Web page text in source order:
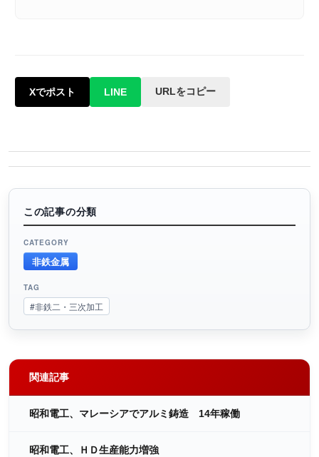
Xでポスト LINE URLをコピー
この記事の分類
CATEGORY
非鉄金属
TAG
#非鉄二・三次加工
関連記事
昭和電工、マレーシアでアルミ鋳造 14年稼働
昭和電工、ＨＤ生産能力増強